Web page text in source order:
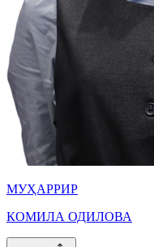
МУҲАРРИР
КОМИЛА ОДИЛОВА